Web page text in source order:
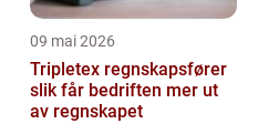
09 mai 2026
Tripletex regnskapsfører
slik får bedriften mer ut
av regnskapet